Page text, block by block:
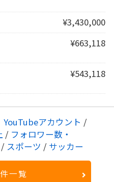
¥3,430,000
¥663,118
¥543,118
YouTubeアカウント /
/ フォロワー数・
/ スポーツ / サッカー
一覧